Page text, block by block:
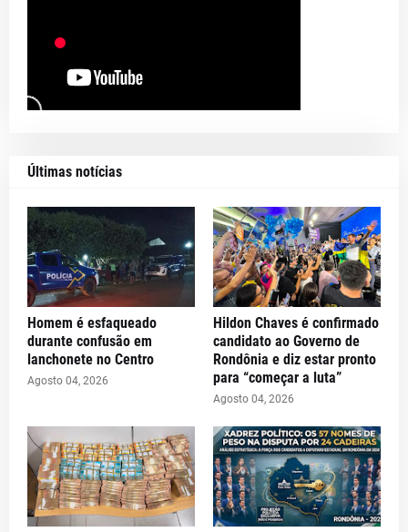
Últimas notícias
Homem é esfaqueado
durante confusão em
lanchonete no Centro
Agosto 04, 2026
Hildon Chaves é confirmado
candidato ao Governo de
Rondônia e diz estar pronto
para “começar a luta”
Agosto 04, 2026